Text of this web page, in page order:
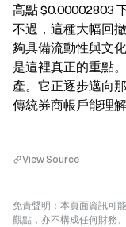
高點 $0.00002803
不過，這種大幅回
夠具備流動性與文
是這裡真正的重點
產。它正逐步邁向
傳統券商帳戶能理
View Source
免責聲明：本頁面資訊可
觀點，亦不構成任何財務